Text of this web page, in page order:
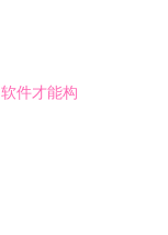
件才能构